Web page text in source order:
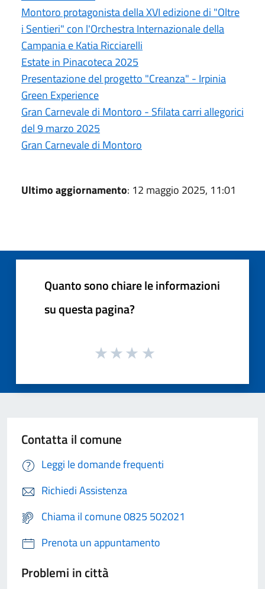
Montoro protagonista della XVI edizione di "Oltre
i Sentieri" con l'Orchestra Internazionale della
Campania e Katia Ricciarelli
Estate in Pinacoteca 2025
Presentazione del progetto "Creanza" - Irpinia
Green Experience
Gran Carnevale di Montoro - Sfilata carri allegorici
del 9 marzo 2025
Gran Carnevale di Montoro
Ultimo aggiornamento: 12 maggio 2025, 11:01
Quanto sono chiare le informazioni
su questa pagina?
Contatta il comune
Leggi le domande frequenti
Richiedi Assistenza
Chiama il comune 0825 502021
Prenota un appuntamento
Problemi in città